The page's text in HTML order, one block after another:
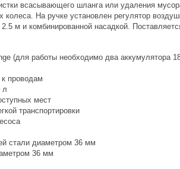
всасывающего шланга или удаления
На ручке установлен регулятор
м и комбинированной насадкой.
(для работы необходимо два аккумулятора
проводам
л
мест
транспортировки
стали диаметром 36 мм
36 мм